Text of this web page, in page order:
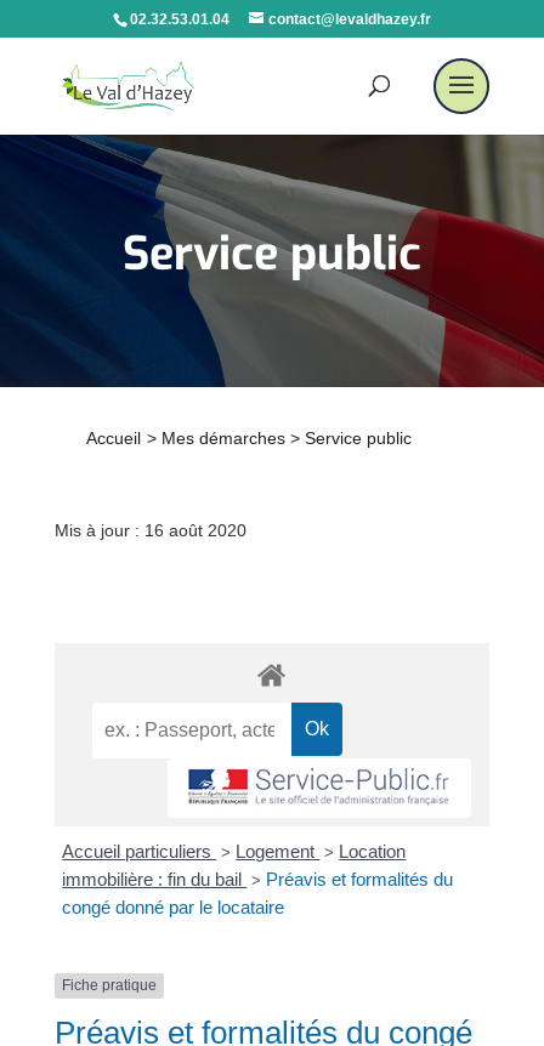
02.32.53.01.04 contact@levaldhazey.fr
Service public
Accueil > Mes démarches > Service public
Mis à jour : 16 août 2020
Accueil particuliers > Logement > Location
immobilière : fin du bail > Préavis et formalités du
congé donné par le locataire
Fiche pratique
Préavis et formalités du congé